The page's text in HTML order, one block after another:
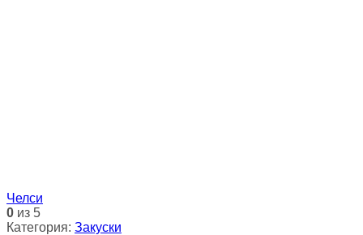
Челси
0 из 5
Категория: Закуски